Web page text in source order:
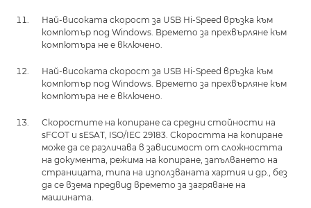
Най-високата скорост за USB Hi-Speed връзка към
компютър под Windows. Времето за прехвърляне към
компютъра не е включено.
Най-високата скорост за USB Hi-Speed връзка към
компютър под Windows. Времето за прехвърляне към
компютъра не е включено.
Скоростите на копиране са средни стойности на
sFCOT и sESAT, ISO/IEC 29183. Скоростта на копиране
може да се различава в зависимост от сложността
на документа, режима на копиране, запълването на
страницата, типа на използваната хартия и др., без
да се взема предвид времето за загряване на
машината.